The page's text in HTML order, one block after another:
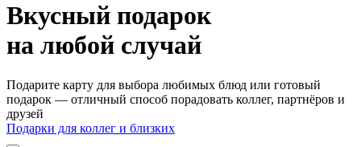
Вкусный подарок
на любой случай
Подарите карту для выбора любимых блюд или готовый
подарок — отличный способ порадовать коллег, партнёров и
друзей
Подарки для коллег и близких